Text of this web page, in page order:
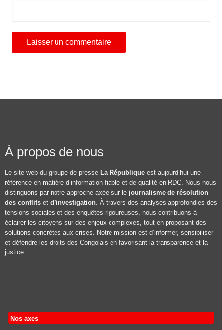
À propos de nous
Le site web du groupe de presse La République est aujourd’hui une
référence en matière d’information fiable et de qualité en RDC. Nous nous
distinguons par notre approche axée sur le journalisme de résolution
des conflits et d’investigation. À travers des analyses approfondies des
tensions sociales et des enquêtes rigoureuses, nous contribuons à
éclairer les citoyens sur des enjeux complexes, tout en proposant des
solutions concrètes aux crises. Notre mission est d’informer, sensibiliser
et défendre les droits des Congolais en favorisant la transparence et la
justice.
Nos axes